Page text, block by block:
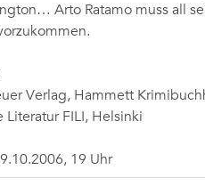
Arto Ratamo muss all
Verlag, Hammett
FILI, Helsinki
19 Uhr